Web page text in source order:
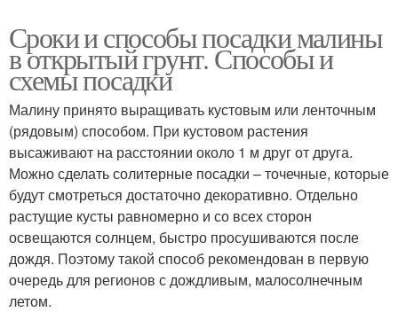
Сроки и способы посадки малины
в открытый грунт. Способы и
схемы посадки
Малину принято выращивать кустовым или ленточным
(рядовым) способом. При кустовом растения
высаживают на расстоянии около 1 м друг от друга.
Можно сделать солитерные посадки – точечные, которые
будут смотреться достаточно декоративно. Отдельно
растущие кусты равномерно и со всех сторон
освещаются солнцем, быстро просушиваются после
дождя. Поэтому такой способ рекомендован в первую
очередь для регионов с дождливым, малосолнечным
летом.